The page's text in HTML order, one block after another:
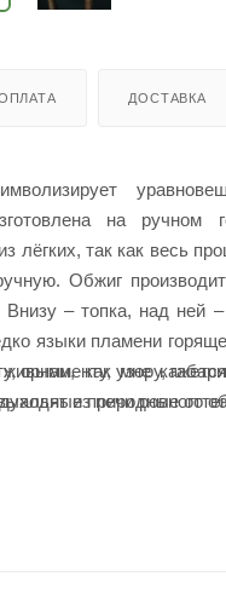
ДОСТАВКА
на ручном
лёгких, так как весь
Обжиг
– топка, над ней
языки пламени
как мне
из печи ровного
орнаменту, узору,
природные